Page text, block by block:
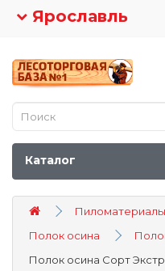
Ярославль
Каталог
Пиломатериалы
Полок осина
Полок осина Сорт